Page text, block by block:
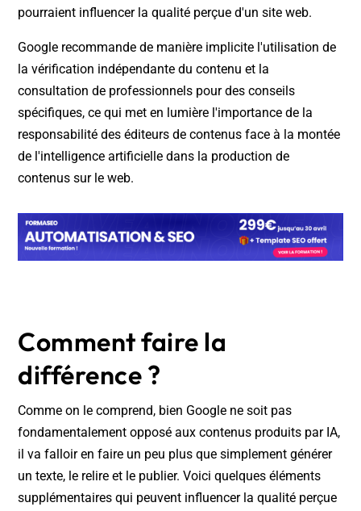
pourraient influencer la qualité perçue d'un site web.
Google recommande de manière implicite l'utilisation de
la vérification indépendante du contenu et la
consultation de professionnels pour des conseils
spécifiques, ce qui met en lumière l'importance de la
responsabilité des éditeurs de contenus face à la montée
de l'intelligence artificielle dans la production de
contenus sur le web.
Comment faire la
différence ?
Comme on le comprend, bien Google ne soit pas
fondamentalement opposé aux contenus produits par IA,
il va falloir en faire un peu plus que simplement générer
un texte, le relire et le publier. Voici quelques éléments
supplémentaires qui peuvent influencer la qualité perçue